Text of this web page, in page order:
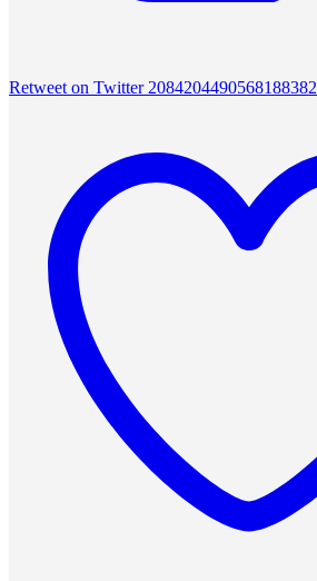
Retweet on Twitter 2084204490568188382